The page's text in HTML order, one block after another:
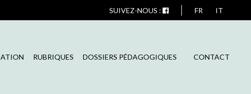
SUIVEZ-NOUS : FR IT
RUBRIQUES DOSSIERS PÉDAGOGIQUES CONTACT